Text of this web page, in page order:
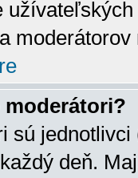
sú
deň.